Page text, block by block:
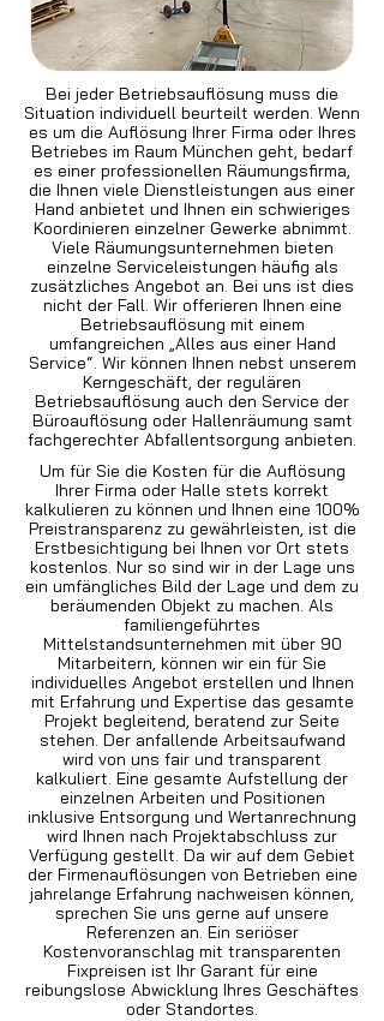
Bei jeder Betriebsauflösung muss die
Situation individuell beurteilt werden. Wenn
es um die Auflösung Ihrer Firma oder Ihres
Betriebes im Raum München geht, bedarf
es einer professionellen Räumungsfirma,
die Ihnen viele Dienstleistungen aus einer
Hand anbietet und Ihnen ein schwieriges
Koordinieren einzelner Gewerke abnimmt.
Viele Räumungsunternehmen bieten
einzelne Serviceleistungen häufig als
zusätzliches Angebot an. Bei uns ist dies
nicht der Fall. Wir offerieren Ihnen eine
Betriebsauflösung mit einem
umfangreichen „Alles aus einer Hand
Service“. Wir können Ihnen nebst unserem
Kerngeschäft, der regulären
Betriebsauflösung auch den Service der
Büroauflösung oder Hallenräumung samt
fachgerechter Abfallentsorgung anbieten.
Um für Sie die Kosten für die Auflösung
Ihrer Firma oder Halle stets korrekt
kalkulieren zu können und Ihnen eine 100%
Preistransparenz zu gewährleisten, ist die
Erstbesichtigung bei Ihnen vor Ort stets
kostenlos. Nur so sind wir in der Lage uns
ein umfängliches Bild der Lage und dem zu
beräumenden Objekt zu machen. Als
familiengeführtes
Mittelstandsunternehmen mit über 90
Mitarbeitern, können wir ein für Sie
individuelles Angebot erstellen und Ihnen
mit Erfahrung und Expertise das gesamte
Projekt begleitend, beratend zur Seite
stehen. Der anfallende Arbeitsaufwand
wird von uns fair und transparent
kalkuliert. Eine gesamte Aufstellung der
einzelnen Arbeiten und Positionen
inklusive Entsorgung und Wertanrechnung
wird Ihnen nach Projektabschluss zur
Verfügung gestellt. Da wir auf dem Gebiet
der Firmenauflösungen von Betrieben eine
jahrelange Erfahrung nachweisen können,
sprechen Sie uns gerne auf unsere
Referenzen an. Ein seriöser
Kostenvoranschlag mit transparenten
Fixpreisen ist Ihr Garant für eine
reibungslose Abwicklung Ihres Geschäftes
oder Standortes.